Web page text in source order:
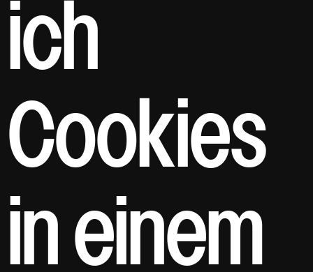
ich
Cookies
in einem